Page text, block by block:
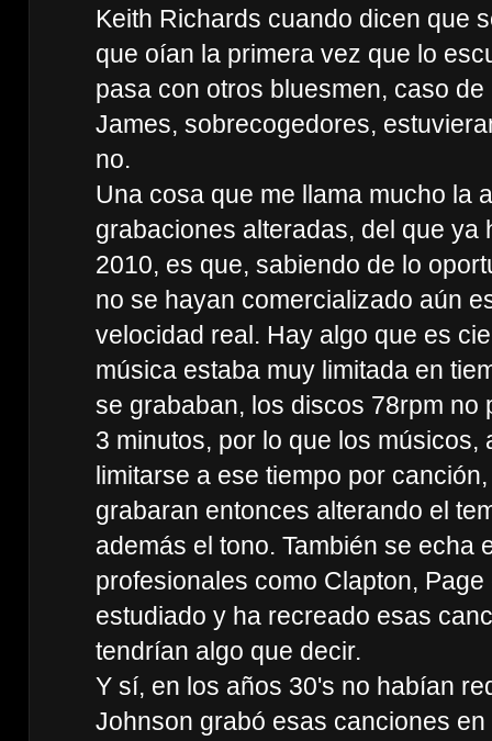
Keith Richards cuando dicen que
que oían la primera vez que lo
pasa con otros bluesmen, caso
James, sobrecogedores,
no.
Una cosa que me llama mucho la
grabaciones alteradas, del que ya
2010, es que, sabiendo de lo
no se hayan comercializado aún
velocidad real. Hay algo que es
música estaba muy limitada en
se grababan, los discos 78rpm
3 minutos, por lo que los
limitarse a ese tiempo por
grabaran entonces alterando el
además el tono. También se echa
profesionales como Clapton,
estudiado y ha recreado esas
tendrían algo que decir.
Y sí, en los años 30's no habían
Johnson grabó esas canciones